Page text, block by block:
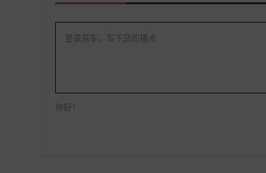
登录易车，写下您的槽点
你好！